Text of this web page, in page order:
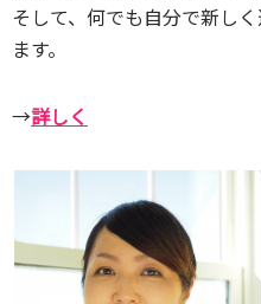
そして、何でも自分で新し
ます。
→詳しく